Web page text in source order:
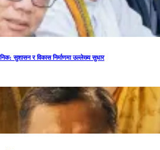
सुशासन र विकास निर्माणमा उल्लेख्य सुधार